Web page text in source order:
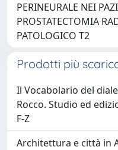
PERINEURALE NEI
PROSTATECTOMIA
PATOLOGICO T2
Prodotti più
Il Vocabolario del
Rocco. Studio ed
F-Z
Architettura e città in